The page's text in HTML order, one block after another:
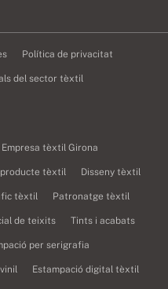
Política de privacitat
del sector tèxtil
Empresa tèxtil Girona
tèxtil Disseny tèxtil
tèxtil Patronatge tèxtil
de teixits Tints i acabats
per serigrafia
Estampació digital tèxtil